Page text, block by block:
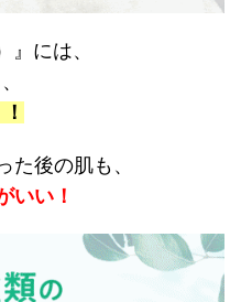
』には、
た後の肌も、
いい！